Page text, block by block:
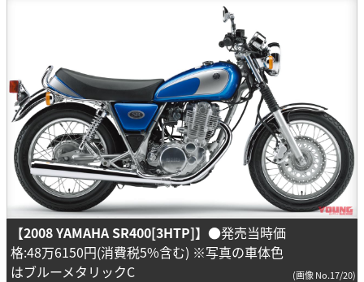
【2008 YAMAHA SR400[3HTP]】 ●発売当時価
格:48万6150円(消費税5%含む) ※写真の車体色
はブルーメタリックC
(画像 No.17/20)